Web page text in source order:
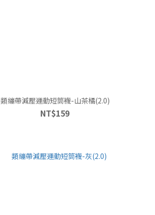
類繃帶減壓運動短筒襪-山茶橘(2.0)
NT$159